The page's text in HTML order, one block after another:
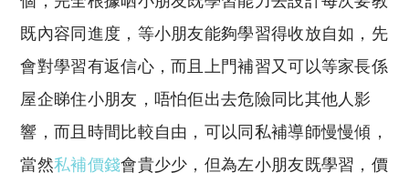
既內容同進度，等小朋友能夠學習得收放自如，先
會對學習有返信心，而且上門補習又可以等家長係
屋企睇住小朋友，唔怕佢出去危險同比其他人影
響，而且時間比較自由，可以同私補導師慢慢傾，
當然私補價錢會貴少少，但為左小朋友既學習，價